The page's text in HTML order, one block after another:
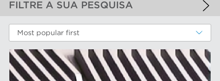
FILTRE A SUA PESQUISA
FILTROS APLICADOS
Refinação de fibras
MAIS FILTROS
Most popular first